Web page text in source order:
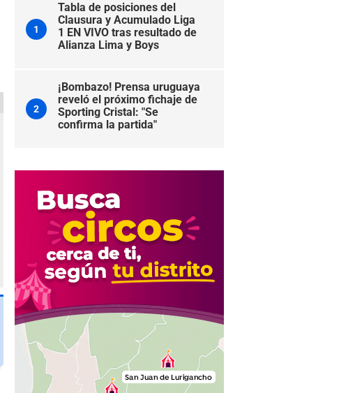
1
Tabla de posiciones del
Clausura y Acumulado Liga
1 EN VIVO tras resultado de
Alianza Lima y Boys
2
¡Bombazo! Prensa uruguaya
reveló el próximo fichaje de
Sporting Cristal: "Se
confirma la partida"